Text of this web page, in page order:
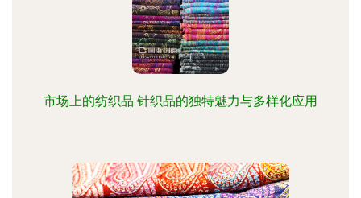
市场上的纺织品 针织品的独特魅力与多样化应用